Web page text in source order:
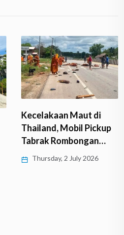
Kecelakaan Maut di
Thailand, Mobil Pickup
Tabrak Rombongan…
Thursday, 2 July 2026